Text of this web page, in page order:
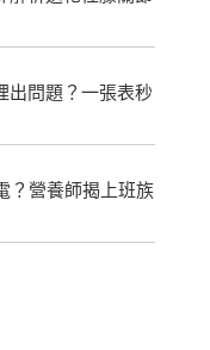
出問題？一張表秒
？營養師揭上班族